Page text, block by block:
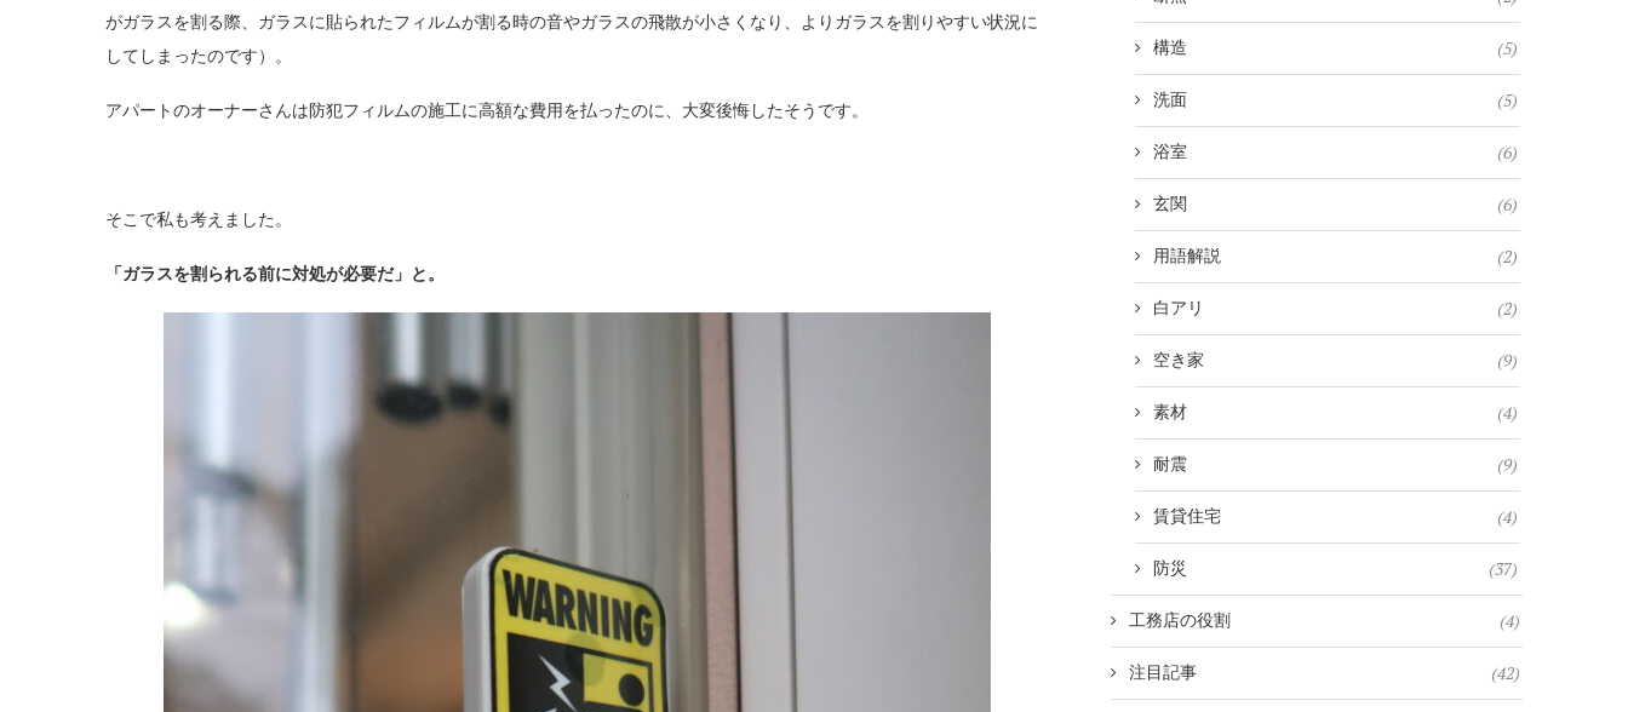
がガラスを割る際、ガラスに貼られたフィルムが割る時の音やガラスの飛散が小さくなり、よりガラスを割りやすい状況に
してしまったのです）。
アパートのオーナーさんは防犯フィルムの施工に高額な費用を払ったのに、大変後悔したそうです。
そこで私も考えました。
「ガラスを割られる前に対処が必要だ」と。
構造 (5)
洗面 (5)
浴室 (6)
玄関 (6)
用語解説 (2)
白アリ (2)
空き家 (9)
素材 (4)
耐震 (9)
賃貸住宅 (4)
防災 (37)
工務店の役割 (4)
注目記事 (42)